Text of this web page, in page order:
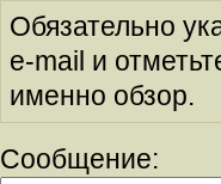
Обязательно
e-mail и
именно обзор.
Сообщение: